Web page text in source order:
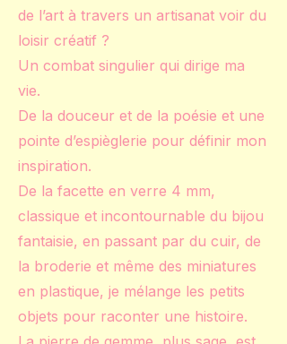
de l’art à travers un artisanat voir du
loisir créatif ?
Un combat singulier qui dirige ma
vie.
De la douceur et de la poésie et une
pointe d’espièglerie pour définir mon
inspiration.
De la facette en verre 4 mm,
classique et incontournable du bijou
fantaisie, en passant par du cuir, de
la broderie et même des miniatures
en plastique, je mélange les petits
objets pour raconter une histoire.